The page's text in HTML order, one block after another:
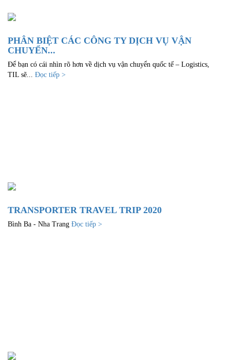
PHÂN BIỆT CÁC CÔNG TY DỊCH VỤ VẬN
CHUYỂN...
Để bạn có cái nhìn rõ hơn về dịch vụ vận chuyển quốc tế – Logistics,
TIL sẽ... Đọc tiếp >
TRANSPORTER TRAVEL TRIP 2020
Bình Ba - Nha Trang Đọc tiếp >